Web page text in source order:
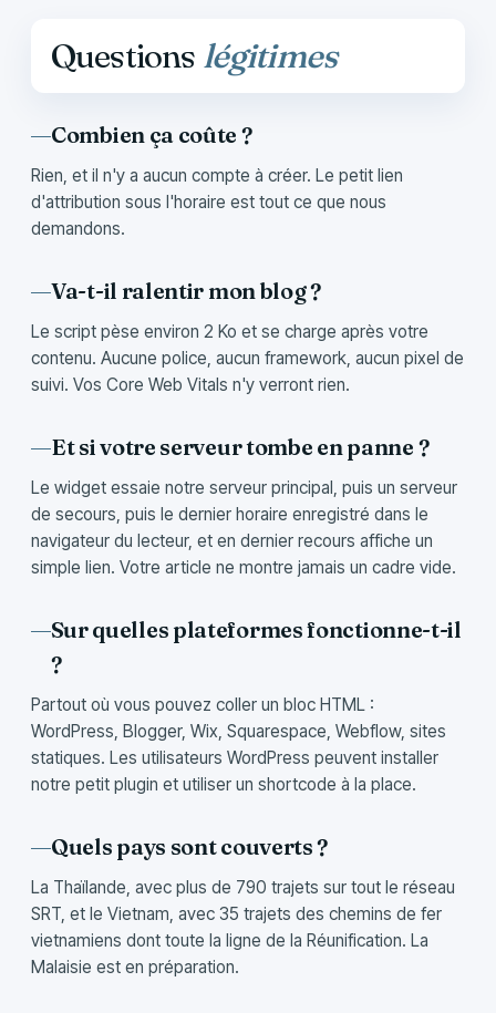
Questions légitimes
Combien ça coûte ?
Rien, et il n'y a aucun compte à créer. Le petit lien
d'attribution sous l'horaire est tout ce que nous
demandons.
Va-t-il ralentir mon blog ?
Le script pèse environ 2 Ko et se charge après votre
contenu. Aucune police, aucun framework, aucun pixel de
suivi. Vos Core Web Vitals n'y verront rien.
Et si votre serveur tombe en panne ?
Le widget essaie notre serveur principal, puis un serveur
de secours, puis le dernier horaire enregistré dans le
navigateur du lecteur, et en dernier recours affiche un
simple lien. Votre article ne montre jamais un cadre vide.
Sur quelles plateformes fonctionne-t-il
?
Partout où vous pouvez coller un bloc HTML :
WordPress, Blogger, Wix, Squarespace, Webflow, sites
statiques. Les utilisateurs WordPress peuvent installer
notre petit plugin et utiliser un shortcode à la place.
Quels pays sont couverts ?
La Thaïlande, avec plus de 790 trajets sur tout le réseau
SRT, et le Vietnam, avec 35 trajets des chemins de fer
vietnamiens dont toute la ligne de la Réunification. La
Malaisie est en préparation.